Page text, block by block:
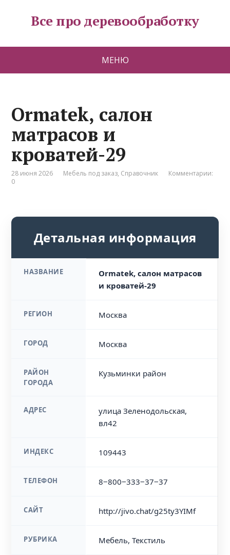
Все про деревообработку
МЕНЮ
Ormatek, салон
матрасов и
кроватей-29
28 июня 2026 Мебель под заказ, Справочник
Комментарии:
0
Детальная информация
НАЗВАНИЕ
Ormatek, салон матрасов
и кроватей-29
РЕГИОН Москва
ГОРОД Москва
РАЙОН
ГОРОДА
Кузьминки район
АДРЕС
улица Зеленодольская,
вл42
ИНДЕКС 109443
ТЕЛЕФОН 8‒800‒333‒37‒37
САЙТ http://jivo.chat/g25ty3YIMf
РУБРИКА Мебель, Текстиль